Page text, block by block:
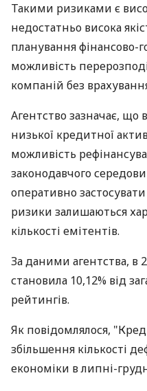
Такими ризиками є
недостатньо висока
планування фінансово-
можливість
компаній без
Агентство зазначає, що
низької кредитної
можливість
законодавчого
оперативно
ризики залишаються
кількості емітентів.
За даними агентства, в
становила 10,12% від
рейтингів.
Як повідомлялося,
збільшення кількості
економіки в липні-